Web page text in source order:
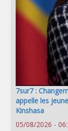
7sur7 :
appelle les
Kinshasa
05/08/2026 -